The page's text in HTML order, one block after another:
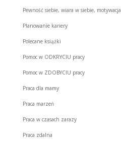
Pewność siebie, wiara w siebie, motywacja
Planowanie kariery
Polecane książki
Pomoc w ODKRYCIU pracy
Pomoc w ZDOBYCIU pracy
Praca dla mamy
Praca marzeń
Praca w czasach zarazy
Praca zdalna